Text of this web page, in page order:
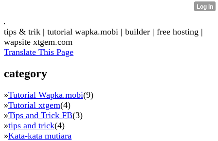
tips & trik | tutorial wapka.mobi | builder | free hosting |
wapsite xtgem.com
Translate This Page
category
»Tutorial Wapka.mobi(9)
»Tutorial xtgem(4)
»Tips and Trick FB(3)
»tips and trick(4)
»Kata-kata mutiara